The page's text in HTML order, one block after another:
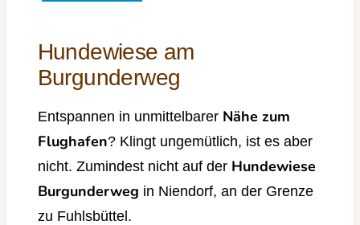
Hundewiese am
Burgunderweg
Entspannen in unmittelbarer Nähe zum
Flughafen? Klingt ungemütlich, ist es aber
nicht. Zumindest nicht auf der Hundewiese
Burgunderweg in Niendorf, an der Grenze
zu Fuhlsbüttel.